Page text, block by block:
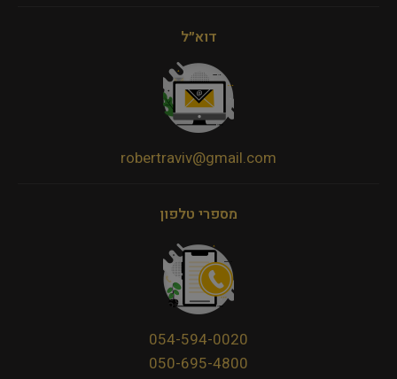
דוא״ל
robertraviv@gmail.com
מספרי טלפון
054-594-0020
050-695-4800